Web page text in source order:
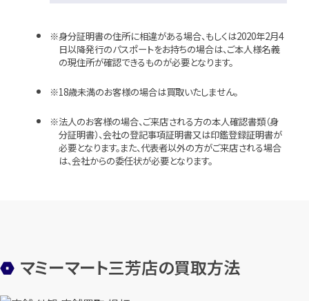
身分証明書の住所に相違がある場合、もしくは2020年2月4
日以降発行のパスポートをお持ちの場合は、ご本人様名義
の現住所が確認できるものが必要となります。
18歳未満のお客様の場合は買取いたしません。
法人のお客様の場合、ご来店される方の本人確認書類（身
分証明書）、会社の登記事項証明書又は印鑑登録証明書が
必要となります。また、代表者以外の方がご来店される場合
は、会社からの委任状が必要となります。
マミーマート三芳店の買取方法